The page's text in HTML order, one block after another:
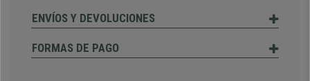
ENVÍOS Y DEVOLUCIONES
FORMAS DE PAGO